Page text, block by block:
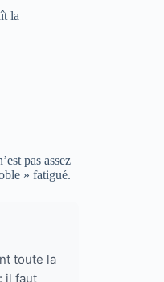
la
pas assez
» fatigué.
toute la
il faut